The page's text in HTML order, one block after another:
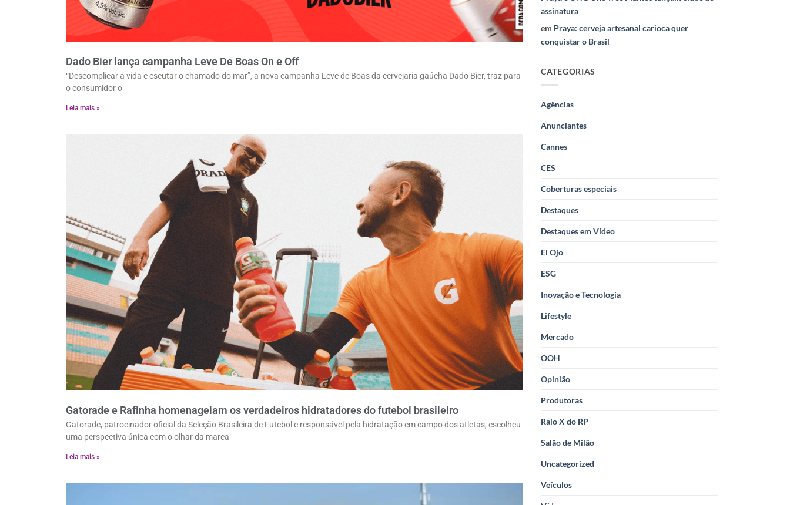
Dado Bier lança campanha Leve De Boas On e Off
“Descomplicar a vida e escutar o chamado do mar”, a nova campanha Leve de Boas da cervejaria gaúcha Dado Bier, traz para
o consumidor o
Leia mais »
Gatorade e Rafinha homenageiam os verdadeiros hidratadores do futebol brasileiro
Gatorade, patrocinador oficial da Seleção Brasileira de Futebol e responsável pela hidratação em campo dos atletas, escolheu
uma perspectiva única com o olhar da marca
Leia mais »
assinatura
em Praya: cerveja artesanal carioca quer
conquistar o Brasil
CATEGORIAS
Agências
Anunciantes
Cannes
CES
Coberturas especiais
Destaques
Destaques em Vídeo
El Ojo
ESG
Inovação e Tecnologia
Lifestyle
Mercado
OOH
Opinião
Produtoras
Raio X do RP
Salão de Milão
Uncategorized
Veículos